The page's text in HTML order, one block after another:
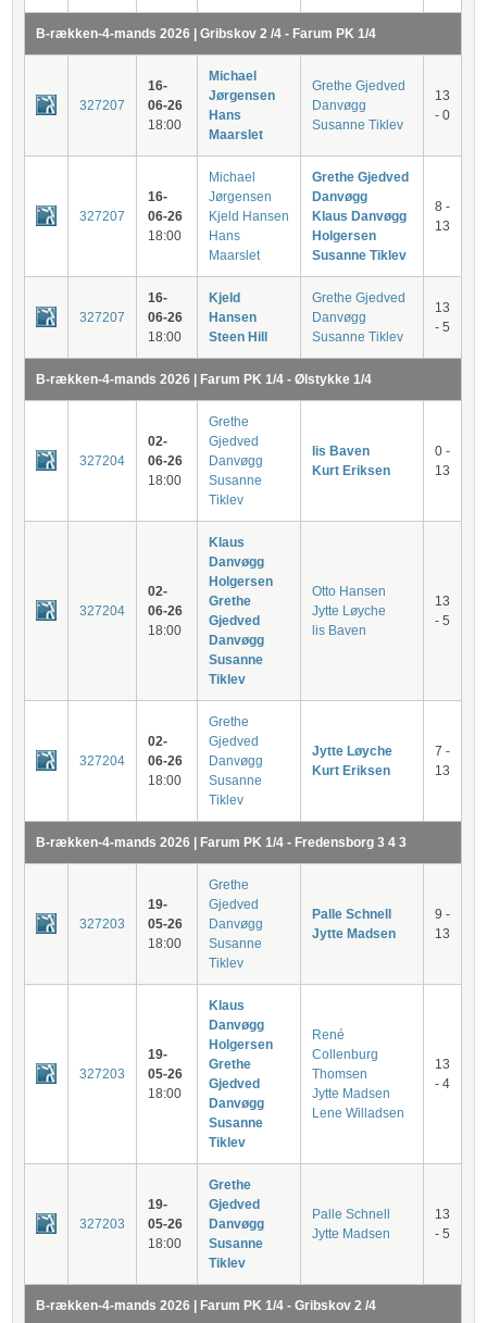
B-rækken-4-mands 2026 | Gribskov 2 /4 - Farum PK 1/4
327207
16-
06-26
18:00
Michael
Jørgensen
Hans
Maarslet
Grethe Gjedved
Danvøgg
Susanne Tiklev
13
- 0
327207
16-
06-26
18:00
Michael
Jørgensen
Kjeld Hansen
Hans
Maarslet
Grethe Gjedved
Danvøgg
Klaus Danvøgg
Holgersen
Susanne Tiklev
8 -
13
327207
16-
06-26
18:00
Kjeld
Hansen
Steen Hill
Grethe Gjedved
Danvøgg
Susanne Tiklev
13
- 5
B-rækken-4-mands 2026 | Farum PK 1/4 - Ølstykke 1/4
327204
02-
06-26
18:00
Grethe
Gjedved
Danvøgg
Susanne
Tiklev
lis Baven
Kurt Eriksen
0 -
13
327204
02-
06-26
18:00
Klaus
Danvøgg
Holgersen
Grethe
Gjedved
Danvøgg
Susanne
Tiklev
Otto Hansen
Jytte Løyche
lis Baven
13
- 5
327204
02-
06-26
18:00
Grethe
Gjedved
Danvøgg
Susanne
Tiklev
Jytte Løyche
Kurt Eriksen
7 -
13
B-rækken-4-mands 2026 | Farum PK 1/4 - Fredensborg 3 4 3
327203
19-
05-26
18:00
Grethe
Gjedved
Danvøgg
Susanne
Tiklev
Palle Schnell
Jytte Madsen
9 -
13
327203
19-
05-26
18:00
Klaus
Danvøgg
Holgersen
Grethe
Gjedved
Danvøgg
Susanne
Tiklev
René
Collenburg
Thomsen
Jytte Madsen
Lene Willadsen
13
- 4
327203
19-
05-26
18:00
Grethe
Gjedved
Danvøgg
Susanne
Tiklev
Palle Schnell
Jytte Madsen
13
- 5
B-rækken-4-mands 2026 | Farum PK 1/4 - Gribskov 2 /4